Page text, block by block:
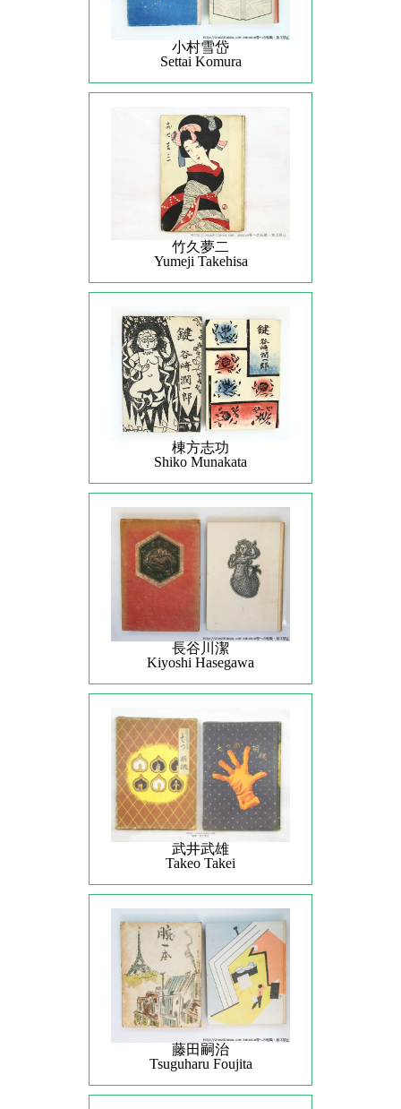
小村雪岱
Settai Komura
竹久夢二
Yumeji Takehisa
棟方志功
Shiko Munakata
長谷川潔
Kiyoshi Hasegawa
武井武雄
Takeo Takei
藤田嗣治
Tsuguharu Foujita